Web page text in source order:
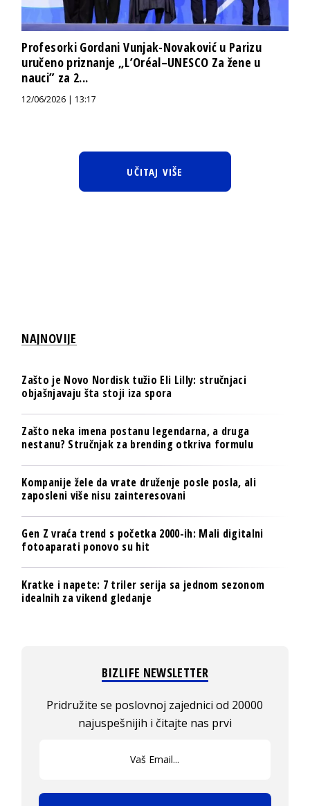
Profesorki Gordani Vunjak-Novaković u Parizu
uručeno priznanje „L’Oréal–UNESCO Za žene u
nauci” za 2...
12/06/2026 | 13:17
UČITAJ VIŠE
NAJNOVIJE
Zašto je Novo Nordisk tužio Eli Lilly: stručnjaci
objašnjavaju šta stoji iza spora
Zašto neka imena postanu legendarna, a druga
nestanu? Stručnjak za brending otkriva formulu
Kompanije žele da vrate druženje posle posla, ali
zaposleni više nisu zainteresovani
Gen Z vraća trend s početka 2000-ih: Mali digitalni
fotoaparati ponovo su hit
Kratke i napete: 7 triler serija sa jednom sezonom
idealnih za vikend gledanje
BIZLIFE NEWSLETTER
Pridružite se poslovnoj zajednici od 20000
najuspešnijih i čitajte nas prvi